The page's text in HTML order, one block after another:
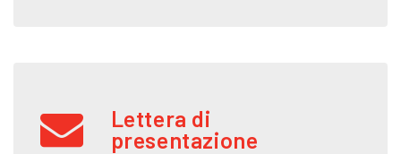
Lettera di
presentazione